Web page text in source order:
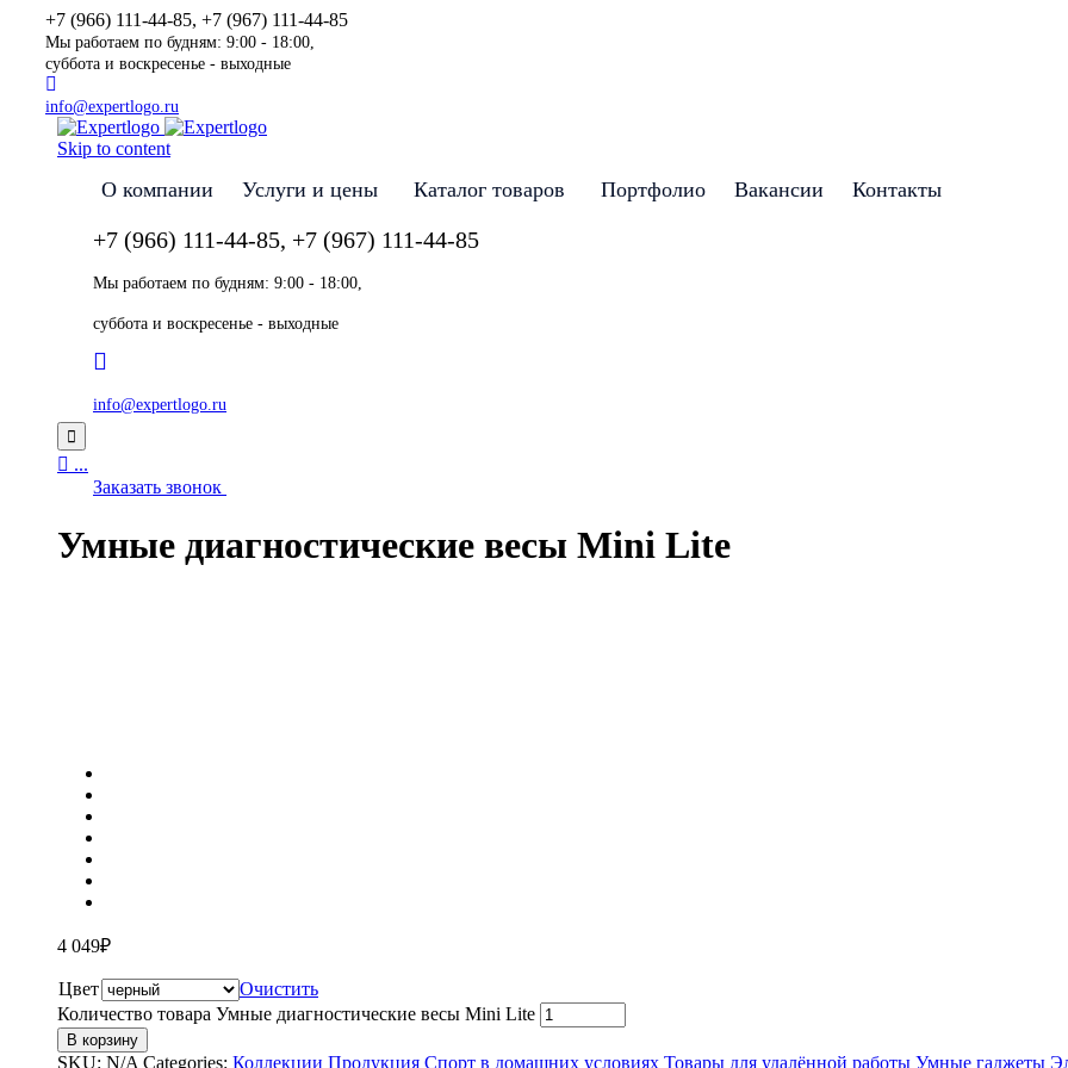
+7 (966) 111-44-85, +7 (967) 111-44-85
Мы работаем по будням: 9:00 - 18:00,
суббота и воскресенье - выходные
info@expertlogo.ru
Skip to content
О компании Услуги и цены Каталог товаров Портфолио Вакансии Контакты
+7 (966) 111-44-85, +7 (967) 111-44-85
Мы работаем по будням: 9:00 - 18:00,
суббота и воскресенье - выходные
info@expertlogo.ru

 ...
Заказать звонок
Умные диагностические весы Mini Lite
4 049₽
Цвет
Очистить
Количество товара Умные диагностические весы Mini Lite
В корзину
SKU: N/A Categories: Коллекции Продукция Спорт в домашних условиях Товары для удалённой работы Умные гаджеты